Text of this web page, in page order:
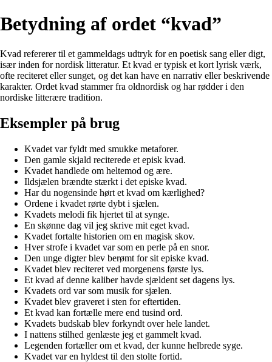
Betydning af ordet “kvad”
Kvad refererer til et gammeldags udtryk for en poetisk sang eller digt,
især inden for nordisk litteratur. Et kvad er typisk et kort lyrisk værk,
ofte reciteret eller sunget, og det kan have en narrativ eller beskrivende
karakter. Ordet kvad stammer fra oldnordisk og har rødder i den
nordiske litterære tradition.
Eksempler på brug
Kvadet var fyldt med smukke metaforer.
Den gamle skjald reciterede et episk kvad.
Kvadet handlede om heltemod og ære.
Ildsjælen brændte stærkt i det episke kvad.
Har du nogensinde hørt et kvad om kærlighed?
Ordene i kvadet rørte dybt i sjælen.
Kvadets melodi fik hjertet til at synge.
En skønne dag vil jeg skrive mit eget kvad.
Kvadet fortalte historien om en magisk skov.
Hver strofe i kvadet var som en perle på en snor.
Den unge digter blev berømt for sit episke kvad.
Kvadet blev reciteret ved morgenens første lys.
Et kvad af denne kaliber havde sjældent set dagens lys.
Kvadets ord var som musik for sjælen.
Kvadet blev graveret i sten for eftertiden.
Et kvad kan fortælle mere end tusind ord.
Kvadets budskab blev forkyndt over hele landet.
I nattens stilhed genlæste jeg et gammelt kvad.
Legenden fortæller om et kvad, der kunne helbrede syge.
Kvadet var en hyldest til den stolte fortid.